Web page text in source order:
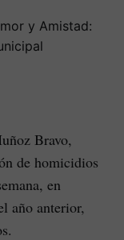
Bravo,
de homicidios
en
año anterior,